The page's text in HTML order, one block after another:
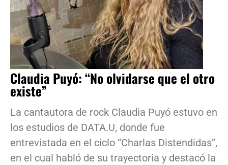
Claudia Puyó: “No olvidarse que el otro
existe”
La cantautora de rock Claudia Puyó estuvo en
los estudios de DATA.U, donde fue
entrevistada en el ciclo “Charlas Distendidas”,
en el cual habló de su trayectoria y destacó la